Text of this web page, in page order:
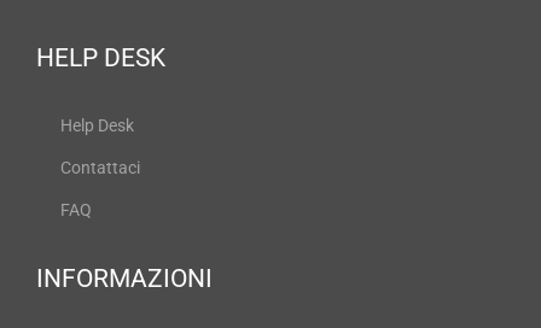
HELP DESK
Help Desk
Contattaci
FAQ
INFORMAZIONI